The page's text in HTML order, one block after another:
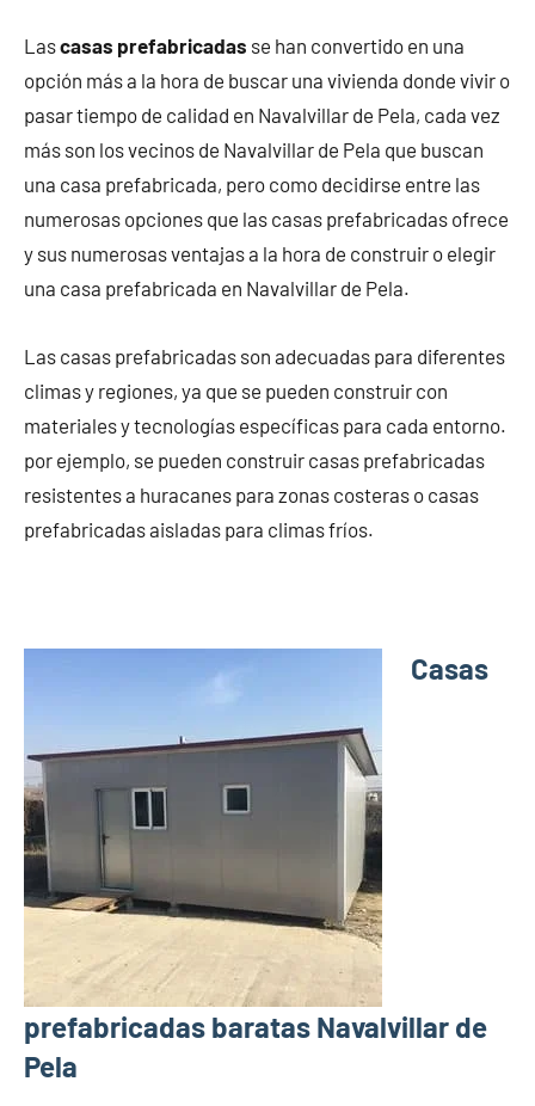
Lascasas prefabricadas se han convertido en una
opción más a la hora de buscar una vivienda donde vivir o
pasar tiempo de calidad en Navalvillar de Pela, cada vez
más son los vecinos de Navalvillar de Pela que buscan
una casa prefabricada, pero como decidirse entre las
numerosas opciones que las casas prefabricadas ofrece
y sus numerosas ventajas a la hora de construir o elegir
una casa prefabricada en Navalvillar de Pela.
Las casas prefabricadas son adecuadas para diferentes
climas y regiones, ya que se pueden construir con
materiales y tecnologías específicas para cada entorno.
por ejemplo, se pueden construir casas prefabricadas
resistentes a huracanes para zonas costeras o casas
prefabricadas aisladas para climas fríos.
Casas
prefabricadas baratas Navalvillar de
Pela